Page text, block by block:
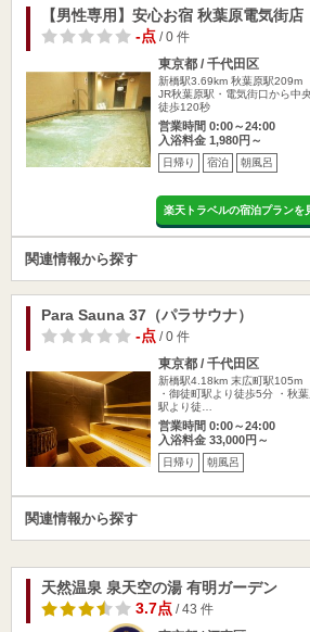
【男性専用】安心お宿 秋葉原電気街店
-点/ 0 件
東京都 / 千代田区
新橋駅3.69km 秋葉原駅209m
JR秋葉原駅・電気街口から中
徒歩120秒
営業時間 0:00～24:00
入浴料金 1,980円～
日帰り 宿泊 朝風呂
楽天トラベルの宿泊プランを
関連情報から探す
Para Sauna 37（パラサウナ）
-点/ 0 件
東京都 / 千代田区
新橋駅4.18km 末広町駅105m
・御徒町駅より徒歩5分 ・秋
駅より徒…
営業時間 0:00～24:00
入浴料金 33,000円～
日帰り 朝風呂
関連情報から探す
天然温泉 泉天空の湯 有明ガーデン
3.7点/ 43 件